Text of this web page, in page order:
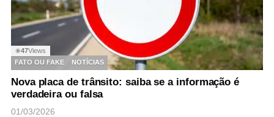
◉47Views
FATO OU FAKE
NOTÍCIAS
Nova placa de trânsito: saiba se a informação é
verdadeira ou falsa
01/03/2026